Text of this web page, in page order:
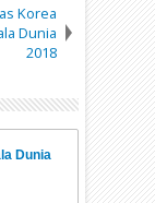
Korea
Dunia
2018
Dunia